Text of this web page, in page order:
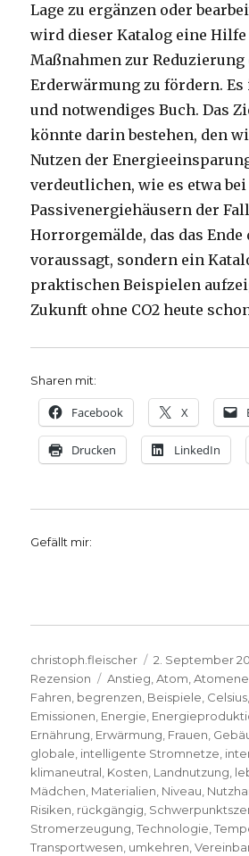
Lage zu ergänzen oder
wird dieser Katalog eine Hilfe
Maßnahmen zur Reduzierung
Erderwärmung zu fördern.
und notwendiges Buch. Das
könnte darin bestehen, den
Nutzen der
verdeutlichen, wie es etwa bei
Passivenergiehäusern der
Horrorgemälde, das das
voraussagt, sondern ein
praktischen Beispielen
Zukunft ohne CO2 heute
Sharen mit:
Facebook X
Drucken LinkedIn
Gefällt mir:
Autor
christoph.fleischer
Veröffentlicht
am
2. September
Rezension
Schlagwörter
Anstieg ,Atom ,
Fahren begrenzen Beispiele Celsius
Emissionen Energie
Ernährung Erwärmung Frauen
globale intelligente Stromnetze
klimaneutral Kosten Landnutzung
Mädchen Materialien Niveau
Risiken rückgängig
Stromerzeugung ,Technologie ,
Transportwesen umkehren ,